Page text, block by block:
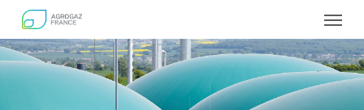
main
content
Menu